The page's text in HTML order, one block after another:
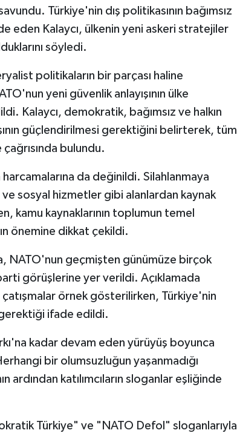
Türkiye'nin dış politikasının bağımsız
eden Kalaycı, ülkenin yeni askeri stratejiler
söyledi.
politikaların bir parçası haline
yeni güvenlik anlayışının ülke
Kalaycı, demokratik, bağımsız ve halkın
güçlendirilmesi gerektiğini belirterek, tüm
bulundu.
da değinildi. Silahlanmaya
sosyal hizmetler gibi alanlardan kaynak
kamu kaynaklarının toplumun temel
önemine dikkat çekildi.
NATO'nun geçmişten günümüze birçok
görüşlerine yer verildi. Açıklamada
örnek gösterilirken, Türkiye'nin
gerektiği ifade edildi.
kadar devam eden yürüyüş boyunca
bir olumsuzluğun yaşanmadığı
ardından katılımcıların sloganlar eşliğinde
Türkiye" ve "NATO Defol" sloganlarıyla